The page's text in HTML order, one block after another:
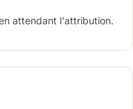
attendant l'attribution.